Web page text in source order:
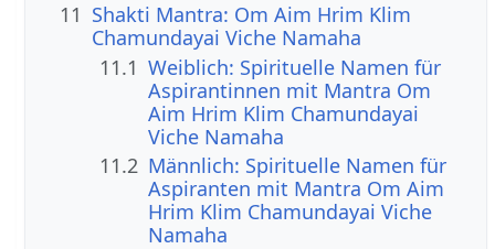
11 Shakti Mantra: Om Aim Hrim Klim
Chamundayai Viche Namaha
11.1 Weiblich: Spirituelle Namen für
Aspirantinnen mit Mantra Om
Aim Hrim Klim Chamundayai
Viche Namaha
11.2 Männlich: Spirituelle Namen für
Aspiranten mit Mantra Om Aim
Hrim Klim Chamundayai Viche
Namaha